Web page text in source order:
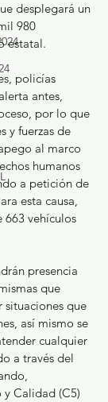
desplegará un
980
estatal.
policías
antes,
por lo que
y fuerzas de
al marco
humanos
a petición de
esta causa,
663 vehículos
presencia
que
situaciones que
así mismo se
cualquier
a través del
Calidad (C5)